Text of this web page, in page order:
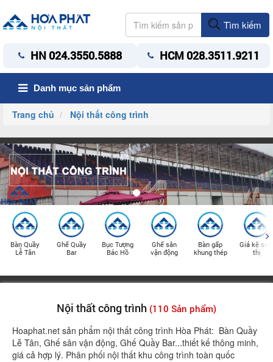
Tìm kiếm
HN 024.3550.5888 HCM 028.3511.9211
Danh mục sản phẩm
Trang chủ Nội thất công trình
Bàn Quầy
Lễ Tân
Ghế Quầy
Bar
Bục Tượng
Bác Hồ
Ghế sân
vận động
Bàn gấp
khung thép
Giá kệ siêu
thị
Nội thất công trình (110 Sản phẩm)
Hoaphat.net sản phẩm nội thất công trình Hòa Phát: Bàn Quầy
Lễ Tân, Ghế sân vận động, Ghế Quầy Bar...thiết kế thông minh,
giá cả hợp lý. Phân phối nội thất khu công trình toàn quốc